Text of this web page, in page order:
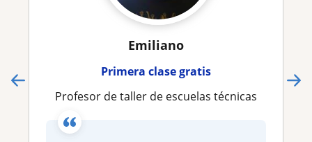
Emiliano
Primera clase gratis
Profesor de taller de escuelas técnicas